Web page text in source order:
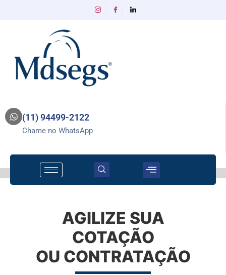
(11) 94499-2122
Chame no WhatsApp
AGILIZE SUA
COTAÇÃO
OU CONTRATAÇÃO